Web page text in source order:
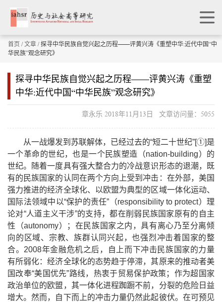
首页 /文章 / 探寻中华民族自觉兴起之历程——评黄兴涛《重塑中华:近代中国“中
华民族”观念研究》
探寻中华民族自觉兴起之历程——评黄兴涛《重塑
中华:近代中国“中华民族”观念研究》
章永乐 2018年11月13日 文章访问量：5055
从一战爆发到苏联解体，已经过去的“短二十世纪”[①]是
一个革命的世纪，也是一个民族塑造（nation-building）的
世纪。随着一度具有强大整合力的冷战意识形态的退潮，既
有的民族国家的认同在两个方向上受到冲击：在外部，美国
强力推进的经济全球化、以欧盟为典型的区域一体化运动、
国际法领域中以“保护的责任” （responsibility to protect）理
论对“人道主义干涉”的支持，都在削弱民族国家原有的自主
性（autonomy）；在民族国家之内，具有离心乃至分离倾
向的区域、宗教、族群认同兴起，也强烈冲击着国家的整
合。 2008年金融危机之后，自上而下冲击民族国家的力量
有所弱化：经济全球化的态势趋于停滞，其原来的推动者美
国改奉“美国优先”路线，热衷于贸易保护政策；作为超国家
政治单位的欧盟，其一体化进程踟蹰不前，分裂的危险日益
增大。然而，自下而上的冲击力量仍然此起彼伏。在可预见